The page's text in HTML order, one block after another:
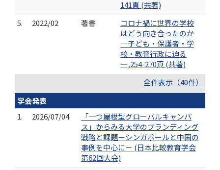
141頁 (共著)
5.
2022/02 著書
コロナ禍に世界の学校
はどう向き合ったのか
―子ども・保護者・学
校・教育行政に迫る
―,254-270頁 (共著)
全件表示（40件）
学会発表
1.
2026/07/04
「一つ屋根型グローバルキャンパ
ス」からみる大学のブランディング
戦略と課題－シンガポールと中国の
事例を中心に－ (日本比較教育学会
第62回大会)